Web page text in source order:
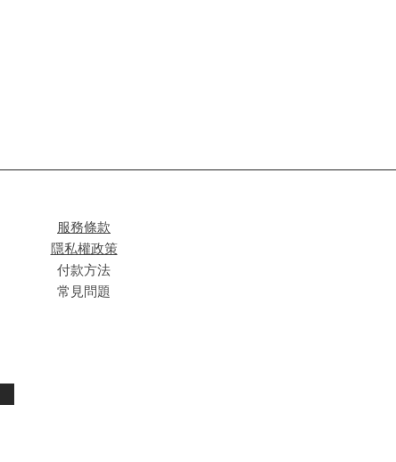
服務條款
隱私權政策
付款方法
常見問題